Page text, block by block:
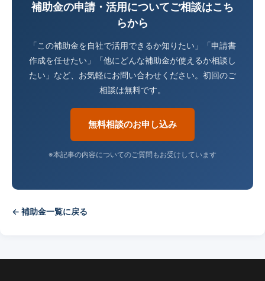
補助金の申請・活用についてご相談はこち
らから
「この補助金を自社で活用できるか知りたい」「申請書
作成を任せたい」「他にどんな補助金が使えるか相談し
たい」など、お気軽にお問い合わせください。初回のご
相談は無料です。
無料相談のお申し込み
※本記事の内容についてのご質問もお受けしています
← 補助金一覧に戻る